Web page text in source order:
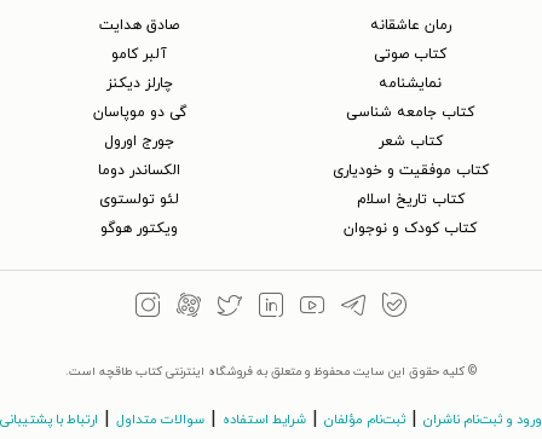
رمان عاشقانه
کتاب‌ صوتی
نمایشنامه
کتاب جامعه شناسی
کتاب شعر
کتاب موفقیت و خودیاری
کتاب تاریخ اسلام
کتاب کودک و نوجوان
صادق هدایت
آلبر کامو
چارلز دیکنز
گی دو موپاسان
جورج اورول
الکساندر دوما
لئو تولستوی
ویکتور هوگو
© کلیه حقوق این سایت محفوظ و متعلق به فروشگاه اینترنتی کتاب طاقچه است.
ورود و ثبت‌نام ناشران ثبت‌نام مؤلفان شرایط استفاده سوالات متداول ارتباط با پشتیبانی